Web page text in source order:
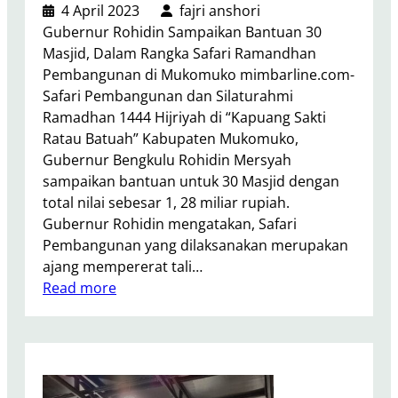
k
a
t
g
a
t
d
a
n
T
e
k
a
d
M
a
s
r
a
k
4 April 2023
fajri anshori
Gubernur Rohidin Sampaikan Bantuan 30
Masjid, Dalam Rangka Safari Ramandhan
Pembangunan di Mukomuko mimbarline.com-
Safari Pembangunan dan Silaturahmi
Ramadhan 1444 Hijriyah di “Kapuang Sakti
Ratau Batuah” Kabupaten Mukomuko,
Gubernur Bengkulu Rohidin Mersyah
sampaikan bantuan untuk 30 Masjid dengan
total nilai sebesar 1, 28 miliar rupiah.
Gubernur Rohidin mengatakan, Safari
Pembangunan yang dilaksanakan merupakan
ajang mempererat tali…
Read more:
e
r